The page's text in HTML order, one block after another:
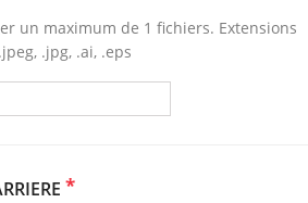
un maximum de 1 fichiers. Extensions
.jpg, .ai, .eps
*